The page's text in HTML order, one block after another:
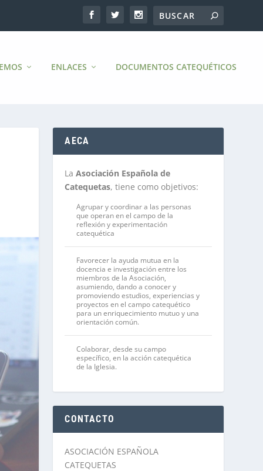
ENLACES DOCUMENTOS CATEQUÉTICOS
AECA
La Asociación Española de
Catequetas, tiene como objetivos:
Agrupar y coordinar a las personas
que operan en el campo de la
reflexión y experimentación
catequética
Favorecer la ayuda mutua en la
docencia e investigación entre los
miembros de la Asociación,
asumiendo, dando a conocer y
promoviendo estudios, experiencias y
proyectos en el campo catequético
para un enriquecimiento mutuo y una
orientación común.
Colaborar, desde su campo
específico, en la acción catequética
de la Iglesia.
CONTACTO
ASOCIACIÓN ESPAÑOLA
CATEQUETAS